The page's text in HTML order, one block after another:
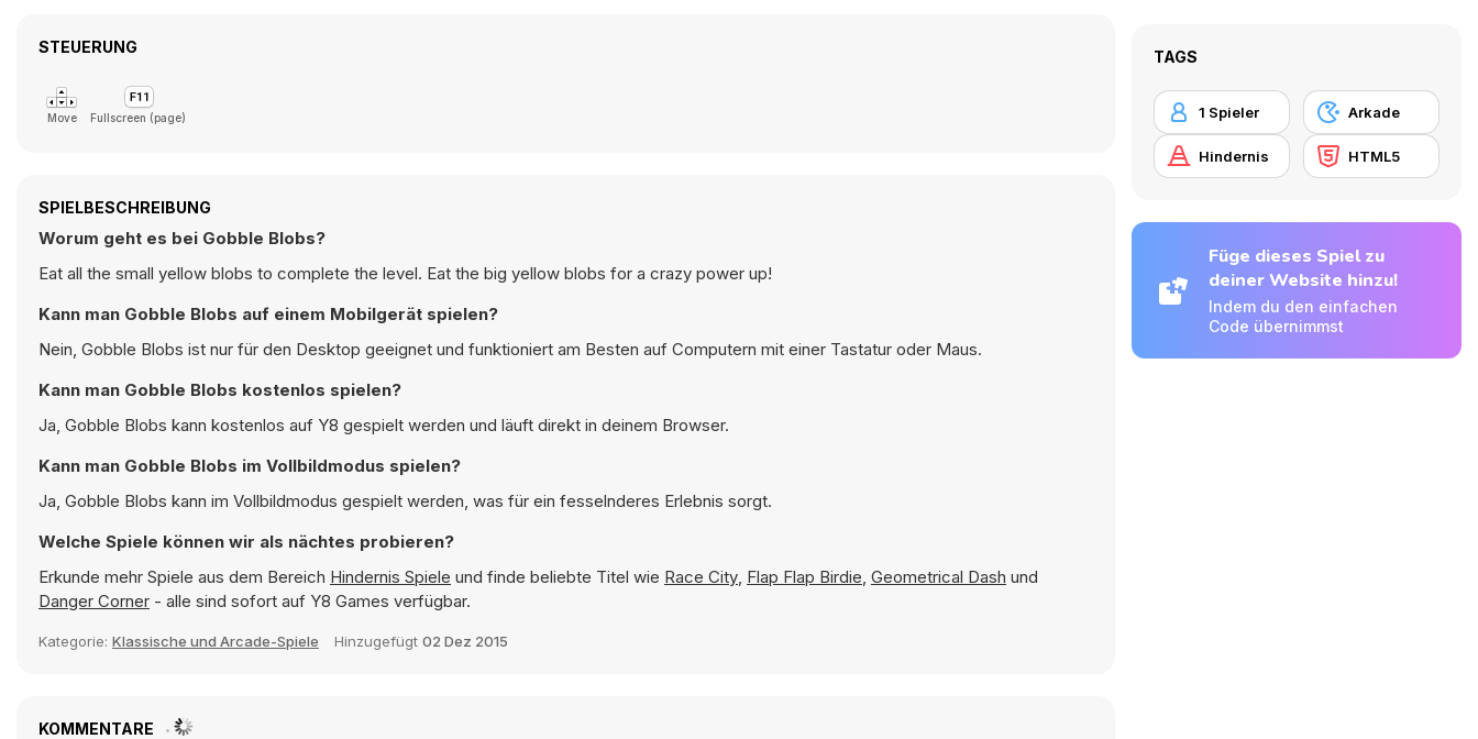
STEUERUNG
Move Fullscreen (page)
SPIELBESCHREIBUNG
Worum geht es bei Gobble Blobs?
Eat all the small yellow blobs to complete the level. Eat the big yellow blobs for a crazy power up!
Kann man Gobble Blobs auf einem Mobilgerät spielen?
Nein, Gobble Blobs ist nur für den Desktop geeignet und funktioniert am Besten auf Computern mit einer Tastatur oder Maus.
Kann man Gobble Blobs kostenlos spielen?
Ja, Gobble Blobs kann kostenlos auf Y8 gespielt werden und läuft direkt in deinem Browser.
Kann man Gobble Blobs im Vollbildmodus spielen?
Ja, Gobble Blobs kann im Vollbildmodus gespielt werden, was für ein fesselnderes Erlebnis sorgt.
Welche Spiele können wir als nächtes probieren?
Erkunde mehr Spiele aus dem Bereich Hindernis Spiele und finde beliebte Titel wie Race City, Flap Flap Birdie, Geometrical Dash und
Danger Corner - alle sind sofort auf Y8 Games verfügbar.
Kategorie: Klassische und Arcade-Spiele Hinzugefügt 02 Dez 2015
KOMMENTARE
TAGS
1 Spieler Arkade
Hindernis HTML5
Füge dieses Spiel zu
deiner Website hinzu!
Indem du den einfachen
Code übernimmst